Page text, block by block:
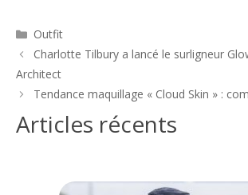
Catégories
Outfit
Navigation
des
Charlotte Tilbury a lancé le surligneur
Architect
Tendance maquillage « Cloud Skin » :
Articles récents